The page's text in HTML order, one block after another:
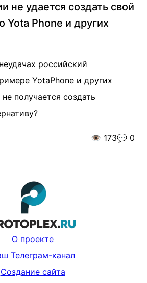
не удается создать свой
Yota Phone и других
российский
YotaPhone и других
получается создать
👁️ 173💬 0
О проекте
Телеграм-канал
Создание сайта